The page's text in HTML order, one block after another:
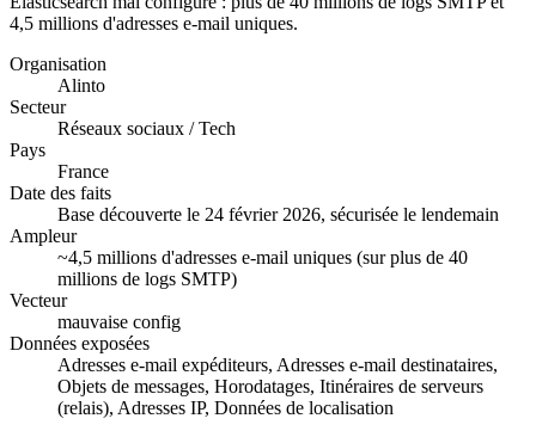
4,5 millions d'adresses e-mail uniques.
Organisation
Alinto
Secteur
Réseaux sociaux / Tech
Pays
France
Date des faits
Base découverte le 24 février 2026, sécurisée le lendemain
Ampleur
~4,5 millions d'adresses e-mail uniques (sur plus de 40
millions de logs SMTP)
Vecteur
mauvaise config
Données exposées
Adresses e-mail expéditeurs, Adresses e-mail destinataires,
Objets de messages, Horodatages, Itinéraires de serveurs
(relais), Adresses IP, Données de localisation